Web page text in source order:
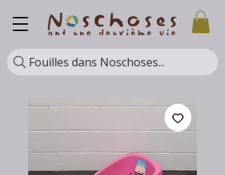
Fouilles dans Noschoses...